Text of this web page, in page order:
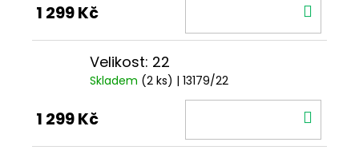
1 299 Kč
Velikost: 22
Skladem (2 ks) | 13179/22
1 299 Kč